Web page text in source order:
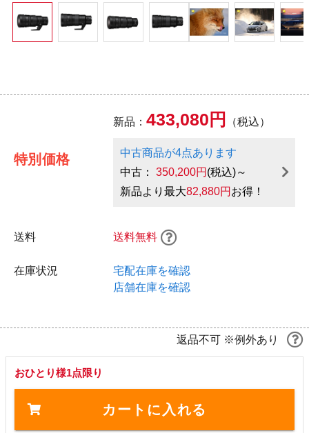
特別価格
新品：433,080円 （税込）
中古商品が4点あります
中古：350,200円 (税込)～
新品より最大82,880円 お得！
送料 送料無料
在庫状況
宅配在庫を確認
店舗在庫を確認
返品不可 ※例外あり
おひとり様1点限り
カートに入れる